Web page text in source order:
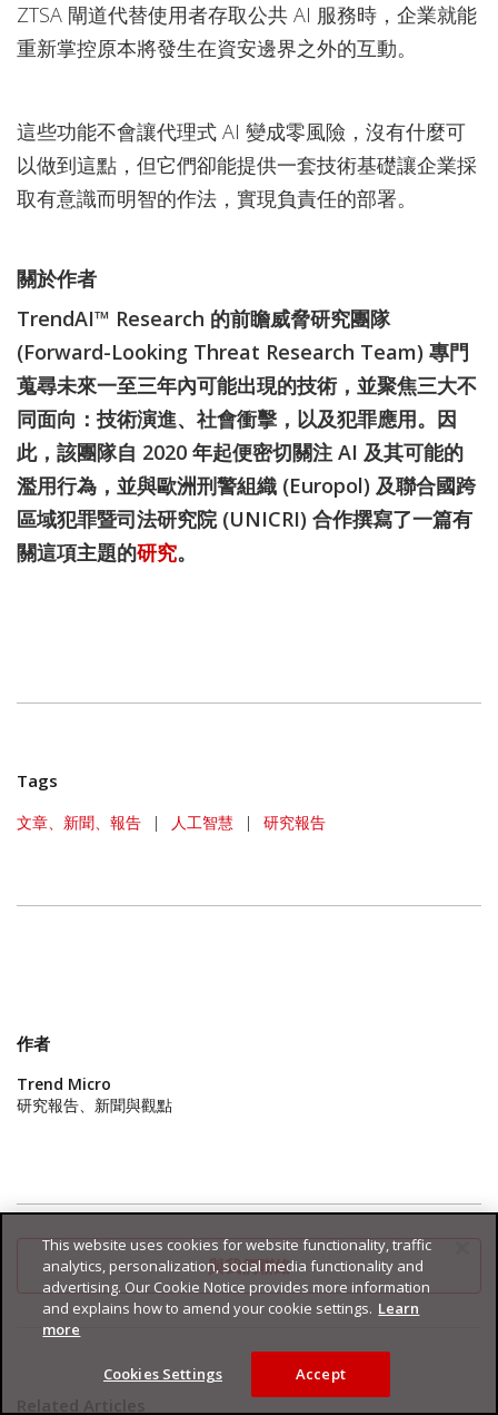
ZTSA 閘道代替使用者存取公共 AI 服務時，企業就能
重新掌控原本將發生在資安邊界之外的互動。
這些功能不會讓代理式 AI 變成零風險，沒有什麼可
以做到這點，但它們卻能提供一套技術基礎讓企業採
取有意識而明智的作法，實現負責任的部署。
關於作者
TrendAI™ Research 的前瞻威脅研究團隊
(Forward-Looking Threat Research Team) 專門
蒐尋未來一至三年內可能出現的技術，並聚焦三大不
同面向：技術演進、社會衝擊，以及犯罪應用。因
此，該團隊自 2020 年起便密切關注 AI 及其可能的
濫用行為，並與歐洲刑警組織 (Europol) 及聯合國跨
區域犯罪暨司法研究院 (UNICRI) 合作撰寫了一篇有
關這項主題的研究。
Tags
文章、新聞、報告 | 人工智慧 | 研究報告
作者
Trend Micro
研究報告、新聞與觀點
與我們聯絡
This website uses cookies for website functionality, traffic
analytics, personalization, social media functionality and
advertising. Our Cookie Notice provides more information
and explains how to amend your cookie settings. Learn
more
Cookies Settings Accept